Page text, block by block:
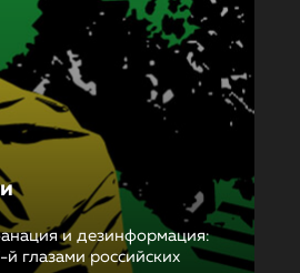
и дезинформация:
глазами российских